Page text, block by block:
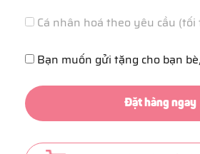
Cá nhân hoá theo yêu cầu
Bạn muốn gửi tặng cho bạn
Đặt hàng ngay